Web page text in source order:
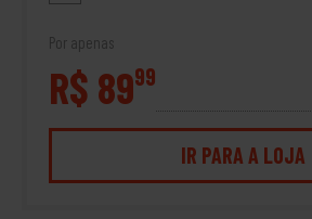
Por apenas
R$ 8999
IR PARA A LOJA